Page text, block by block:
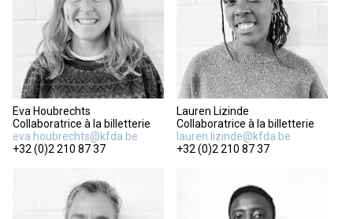
Eva Houbrechts
Collaboratrice à la billetterie
eva.houbrechts@kfda.be
+32 (0)2 210 87 37
Lauren Lizinde
Collaboratrice à la billetterie
lauren.lizinde@kfda.be
+32 (0)2 210 87 37